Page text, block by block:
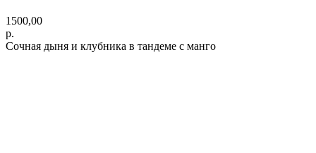
1500,00
р.
Сочная дыня и клубника в тандеме с манго